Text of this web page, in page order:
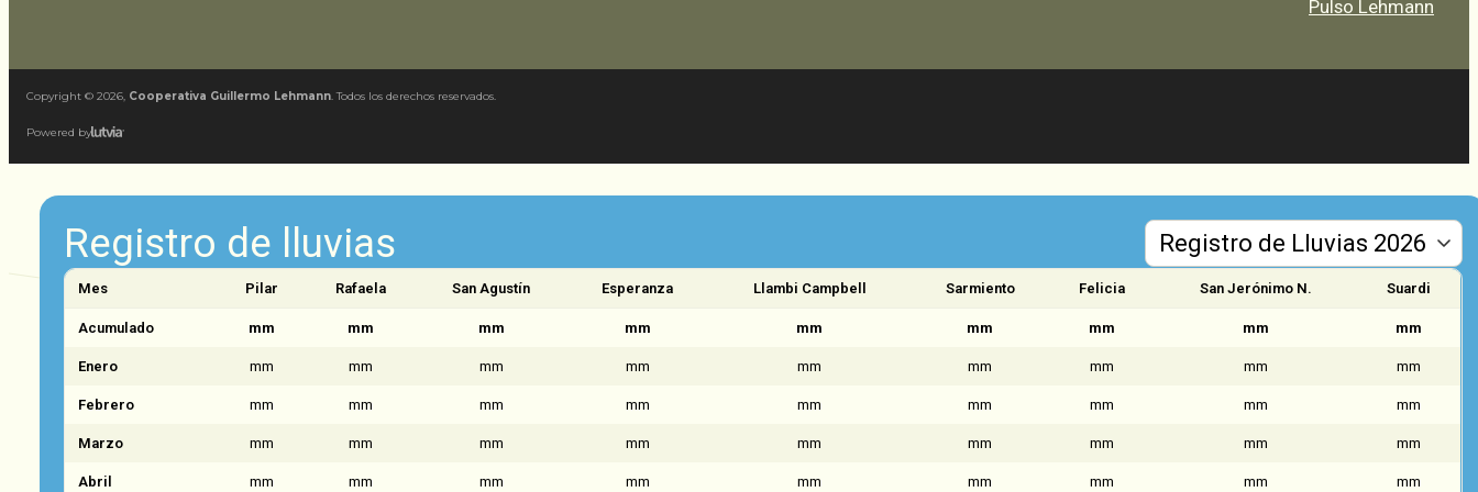
Pulso Lehmann
Copyright © 2026, Cooperativa Guillermo Lehmann. Todos los derechos reservados.
Powered by
Registro de lluvias
Mes Pilar Rafaela San Agustín Esperanza Llambi Campbell Sarmiento Felicia San Jerónimo N. Suardi
Acumulado mm mm mm mm mm mm mm mm mm
Enero mm mm mm mm mm mm mm mm mm
Febrero mm mm mm mm mm mm mm mm mm
Marzo mm mm mm mm mm mm mm mm mm
Abril mm mm mm mm mm mm mm mm mm